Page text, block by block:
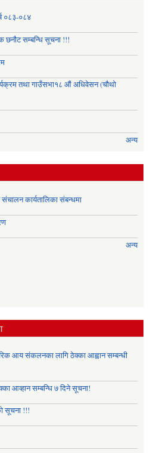
०८३-०८४
छनौट सम्बन्धि सूचना !!!
तथा गाउँसभा१८ औं अधिवेसन (चौथो
अन्य
कार्यतालिका संबन्धमा
अन्य
आय संकलनका लागि ठेक्का आह्वान सम्बन्धी
आव्हान सम्बन्धि ७ दिने सूचना!
सूचना !!!